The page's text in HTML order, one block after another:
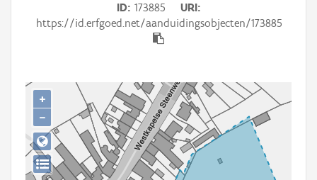
Thema
Persoon of collectief
Downloads
Hergebruik
ID 173885
URI
https://id.erfgoed.net/aanduidingsobjecten/173885
+
−